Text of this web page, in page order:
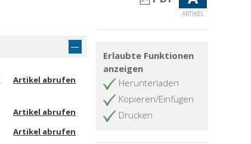
Artikel abrufen
Artikel abrufen
Artikel abrufen
ARTIKEL
Erlaubte Funktionen
anzeigen
Herunterladen
Kopieren/Einfügen
Drucken